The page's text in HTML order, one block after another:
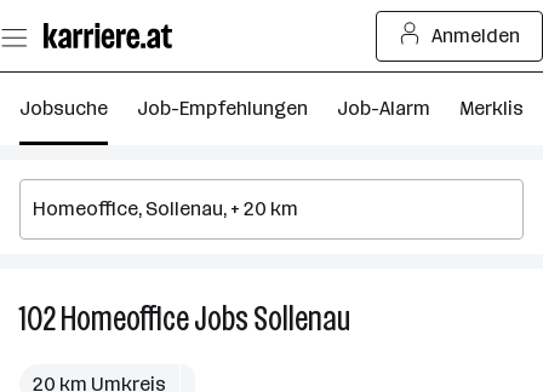
Seiteninhalt
springen
Anmelden
Jobsuche Job-Empfehlungen Job-Alarm Merkliste
102HomeofficeJobsSollenau
20 km Umkreis